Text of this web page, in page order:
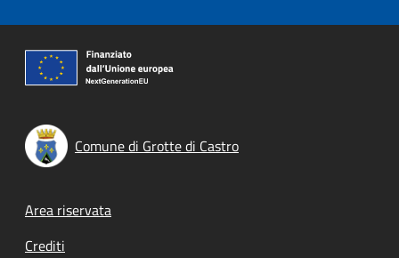
Comune di Grotte di Castro
Footer menu
Area riservata
Crediti